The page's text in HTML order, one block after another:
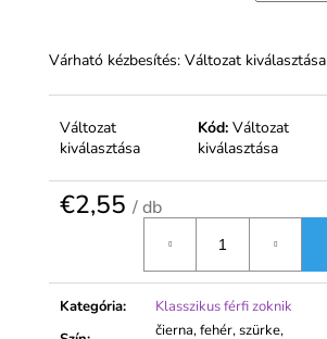
Várható kézbesítés: Változat kiválasztása
Változat
kiválasztása
Kód: Változat
kiválasztása
€2,55 / db
Kategória:
Klasszikus férfi zoknik
čierna, fehér, szürke,